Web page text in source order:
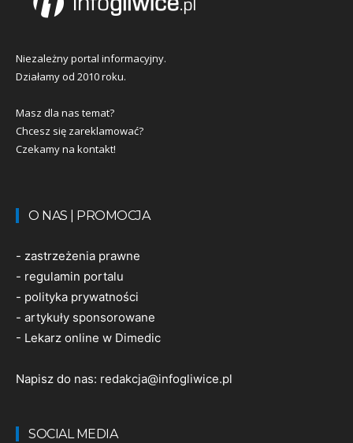
Niezależny portal informacyjny.
Działamy od 2010 roku.
Masz dla nas temat?
Chcesz się zareklamować?
Czekamy na kontakt!
O NAS | PROMOCJA
- zastrzeżenia prawne
- regulamin portalu
- polityka prywatności
- artykuły sponsorowane
- Lekarz online w Dimedic
Napisz do nas: redakcja@infogliwice.pl
SOCIAL MEDIA